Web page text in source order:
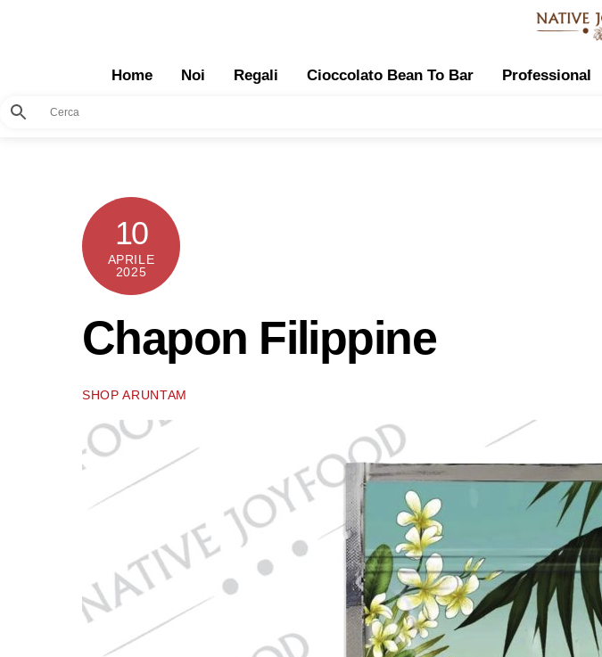
Home Noi Regali Cioccolato Bean To Bar Professional
10
APRILE
2025
Chapon Filippine
SHOP ARUNTAM